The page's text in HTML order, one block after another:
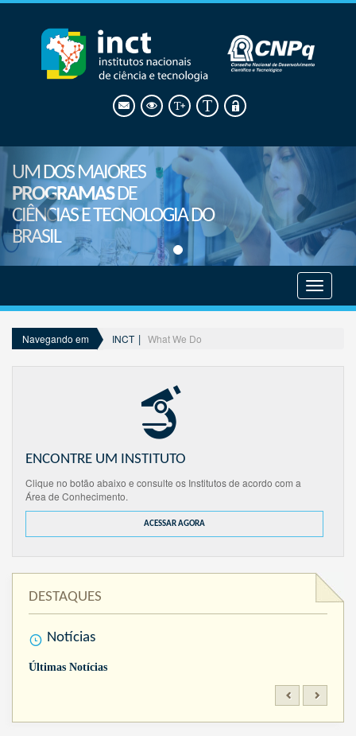
UM DOS MAIORES
PROGRAMASDE
CIÊNCIAS E TECNOLOGIA DO
BRASIL
menu
Navegando em INCT What We Do
ENCONTRE UM INSTITUTO
Clique no botão abaixo e consulte os Institutos de acordo com a
Área de Conhecimento.
ACESSAR AGORA
DESTAQUES
Notícias
Últimas Notícias